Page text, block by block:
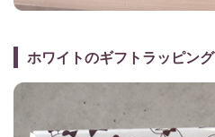
ホワイトのギフトラッピング